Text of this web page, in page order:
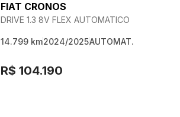
FIAT CRONOS
DRIVE 1.3 8V FLEX AUTOMATICO
14.799 km2024/2025AUTOMAT.
R$ 104.190